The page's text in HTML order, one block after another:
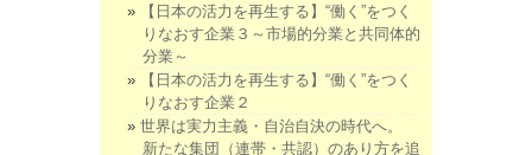
【日本の活力を再生する】“働く”をつく
りなおす企業３～市場的分業と共同体的
分業～
【日本の活力を再生する】“働く”をつく
りなおす企業２
世界は実力主義・自治自決の時代へ。
新たな集団（連帯・共認）のあり方を追